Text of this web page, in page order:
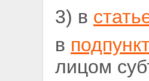
3) в
в
лицом